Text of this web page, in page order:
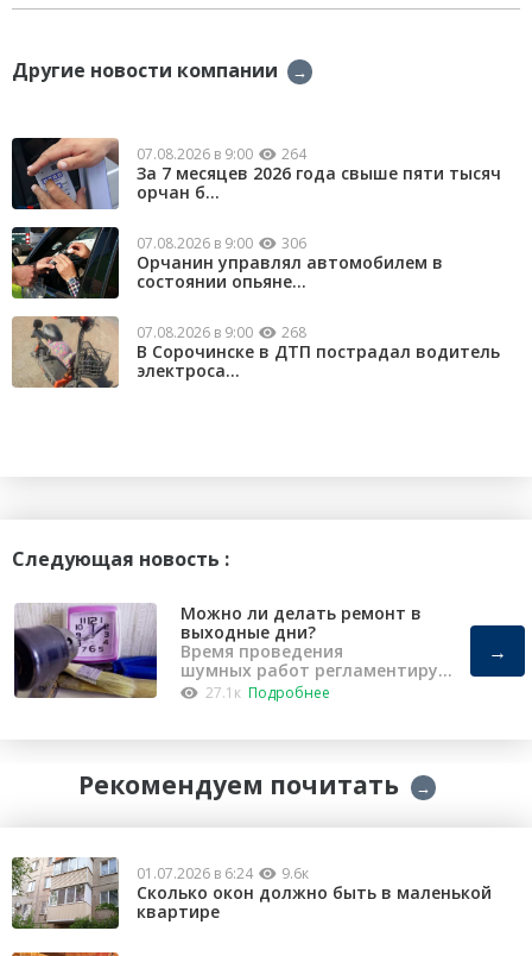
Другие новости компании →
07.08.2026 в 9:00 264
За 7 месяцев 2026 года свыше пяти тысяч
орчан б...
07.08.2026 в 9:00 306
Орчанин управлял автомобилем в
состоянии опьяне...
07.08.2026 в 9:00 268
В Сорочинске в ДТП пострадал водитель
электроса...
Следующая новость :
Можно ли делать ремонт в
выходные дни?
Время проведения
шумных работ регламентирует
«Закон о тишине».
27.1к Подробнее
→
Рекомендуем почитать →
01.07.2026 в 6:24 9.6к
Сколько окон должно быть в маленькой
квартире